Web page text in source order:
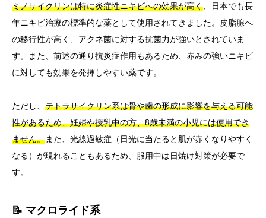
ミノサイクリンは特に炎症性ニキビへの効果が高く 、日本でも長
年ニキビ治療の標準的な薬として使用されてきました。皮脂腺へ
の移行性が高く、アクネ菌に対する抗菌力が強いとされていま
す。また、前述の通り抗炎症作用もあるため、赤みの強いニキビ
に対しても効果を発揮しやすい薬です。
ただし、 テトラサイクリン系は骨や歯の形成に影響を与える可能
性があるため、妊婦や授乳中の方、8歳未満の小児には使用でき
ません。また、光線過敏症（日光に当たると肌が赤くなりやすく
なる）が現れることもあるため、服用中は日焼け対策が必要で
す。
📝 マクロライド系